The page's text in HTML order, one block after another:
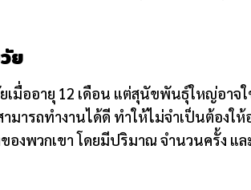
ย
มื่ออายุ 12 เดือน แต่สุนัขพันธุ์ใหญ่อาจใ
มารถทำงานได้ดี ทำให้ไม่จำเป็นต้อง
องพวกเขา โดยมีปริมาณ จำนวนครั้ง แ